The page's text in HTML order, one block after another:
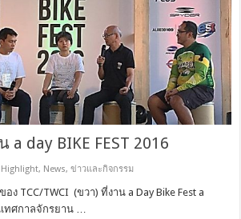
day BIKE FEST 2016
Highlight, News,ข่าวและกิจกรรม
ง TCC/TWCI (ขวา) ที่งาน a Day Bike Fest a
เทศกาลจักรยาน …